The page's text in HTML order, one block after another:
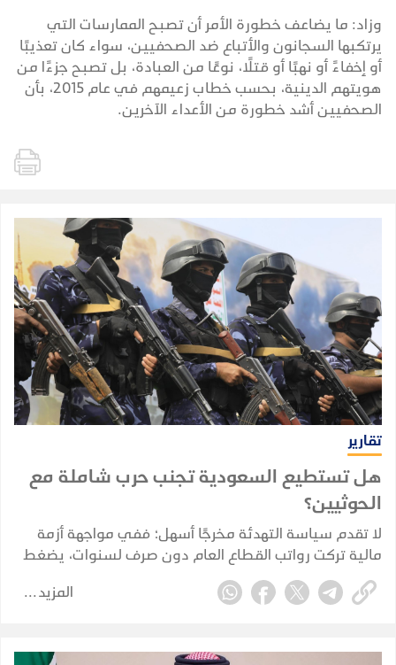
وزاد: ما يضاعف خطورة الأمر أن تصبح الممارسات التي
يرتكبها السجانون والأتباع ضد الصحفيين، سواء كان تعذيبًا
أو إخفاءً أو نهبًا أو قتلًا، نوعًا من العبادة، بل تصبح جزءًا من
هويتهم الدينية، بحسب خطاب زعيمهم في عام 2015، بأن
الصحفيين أشد خطورة من الأعداء الآخرين.
تقارير
هل تستطيع السعودية تجنب حرب شاملة مع
الحوثيين؟
لا تقدم سياسة التهدئة مخرجًا أسهل؛ ففي مواجهة أزمة
مالية تركت رواتب القطاع العام دون صرف لسنوات، يضغط
الحوثيون لدفع الأجور وإنهاء الحصار والتوصّل إلى اعتراف
دولي. غير أن أي تنازل رئيسي من الرياض، مثل رفع القيود
المزيد